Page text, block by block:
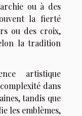
ou à des
la fierté
ou des croix,
la tradition
artistique
dans
tandis que
les emblèmes,